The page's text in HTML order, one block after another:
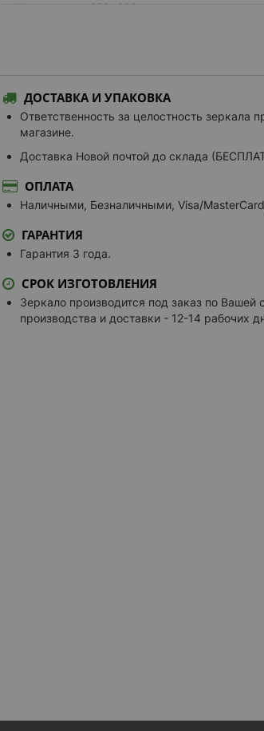
Нагреватель 250x300 мм
Нейтральный белый свет
Нейтральный белый цвет светодиодов.
Холодный белый свет
Белая контурная подсветка
Контурная подсветка RGB
Версия Spotless
УПРАВЛЕНИЕ ЯРКОСТЬЮ
Усиленная подсветка
ДОСТАВКА И УПАКОВКА
Ответственность за целостность зеркала
магазине.
Доставка Новой почтой до склада
ОПЛАТА
Наличными, Безналичными, Visa/
ГАРАНТИЯ
Гарантия 3 года.
СРОК ИЗГОТОВЛЕНИЯ
Зеркало производится под заказ по Вашей
производства и доставки - 12-14 рабочих